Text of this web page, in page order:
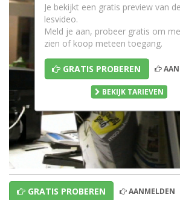
Je bekijkt een gratis preview van
lesvideo.
Meld je aan, probeer gratis om
zien of koop meteen toegang.
GRATIS PROBEREN
BEKIJK TARIEVEN
GRATIS PROBEREN AANMELDEN